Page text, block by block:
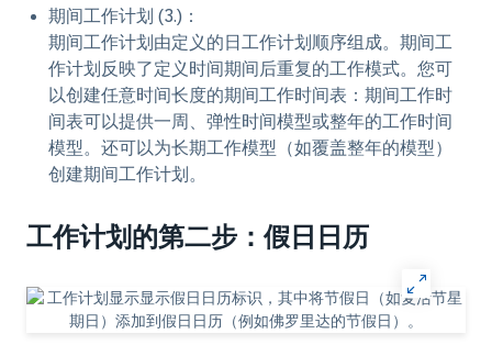
期间工作计划 (3.)：
期间工作计划由定义的日工作计划顺序组成。期间工
作计划反映了定义时间期间后重复的工作模式。您可
以创建任意时间长度的期间工作时间表：期间工作时
间表可以提供一周、弹性时间模型或整年的工作时间
模型。还可以为长期工作模型（如覆盖整年的模型）
创建期间工作计划。
工作计划的第二步：假日日历